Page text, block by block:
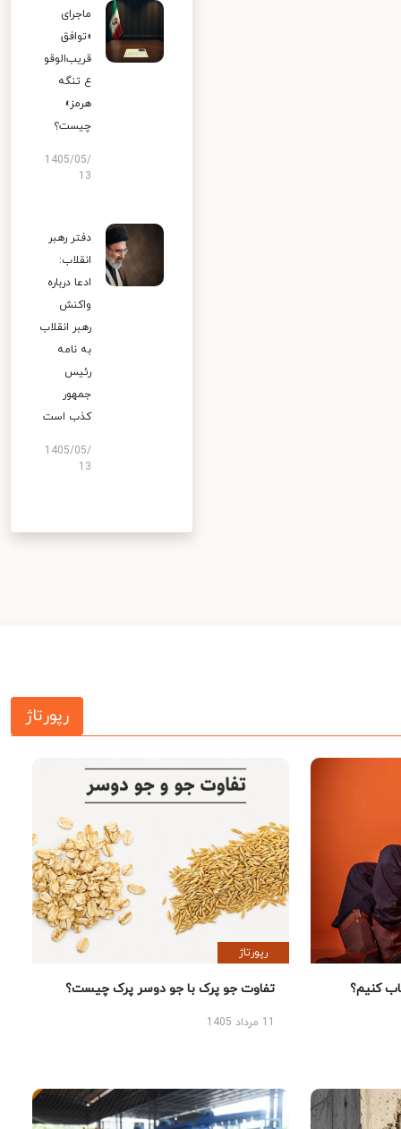
ماجرای
«توافق
قریب‌الوقو
ع تنگه
هرمز»
چیست؟
1405/05/
13
دفتر رهبر
انقلاب:
ادعا درباره
واکنش
رهبر انقلاب
به نامه
رئیس
جمهور
کذب است
1405/05/
13
رپورتاژ
کنیم؟
رپورتاژ
تفاوت جو پرک با جو دوسر پرک چیست؟